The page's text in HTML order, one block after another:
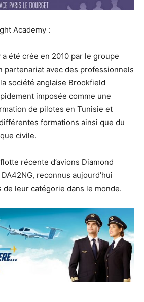
Academy :
été crée en 2010 par le groupe
partenariat avec des professionnels
société anglaise Brookfield
imposée comme une
de pilotes en Tunisie et
formations ainsi que du
civile.
récente d’avions Diamond
reconnus aujourd’hui
leur catégorie dans le monde.